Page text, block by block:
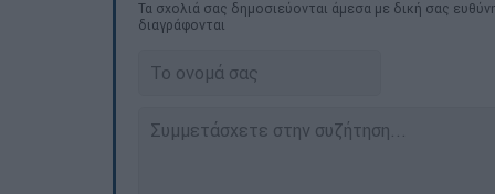
Τα σχολιά σας δημοσιεύονται άμεσα με δική σας
διαγράφονται